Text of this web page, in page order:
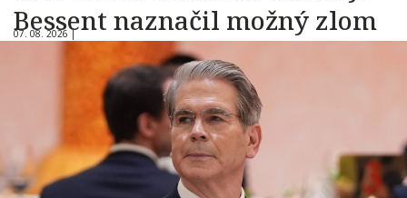
Bessent naznačil možný zlom
07. 08. 2026 |